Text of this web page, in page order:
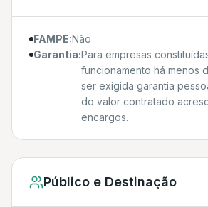
FAMPE:Não
Garantia:Para empresas
funcionamento há menos
ser exigida garantia
do valor contratado
encargos.
Público e Destinação